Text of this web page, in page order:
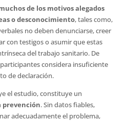
de los motivos alegados
o desconocimiento, tales como,
no deben denunciarse, creer
con testigos o asumir que estas
del trabajo sanitario. De
participantes considera insuficiente
de declaración.
el estudio, constituye un
prevención. Sin datos fiables,
adecuadamente el problema,